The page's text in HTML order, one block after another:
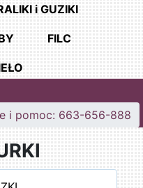
i GUZIKI
FILC
i pomoc: 663-656-888